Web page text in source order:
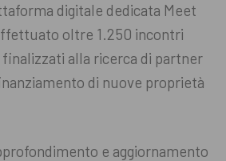
digitale dedicata Meet
oltre 1.250 incontri
finalizzati alla ricerca di partner
di nuove proprietà
e aggiornamento